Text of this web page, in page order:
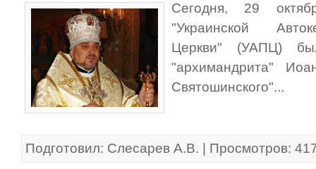
Сегодня, 29
"Украинской
Церкви" (УАПЦ)
"архимандрита"
Святошинского"...
Подготовил: Слесарев А.В. | Просмотров: